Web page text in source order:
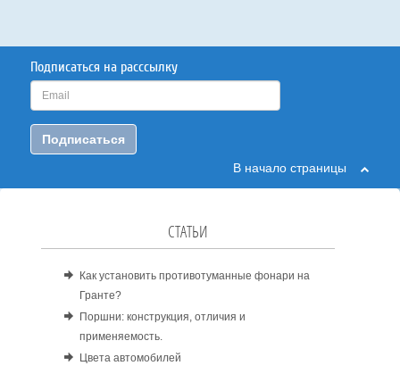
Подписаться на расссылку
Подписаться
В начало страницы
СТАТЬИ
Как установить противотуманные фонари на
Гранте?
Поршни: конструкция, отличия и
применяемость.
Цвета автомобилей